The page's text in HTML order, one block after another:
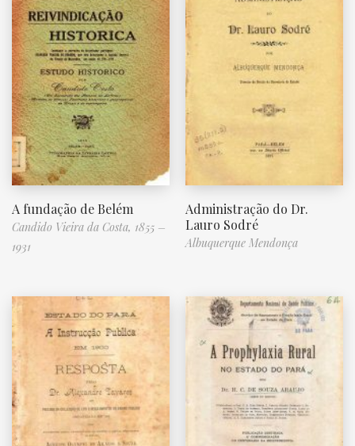
A fundação de Belém
Candido Vieira da Costa, 1855 –
1931
Administração do Dr.
Lauro Sodré
Albuquerque Mendonça